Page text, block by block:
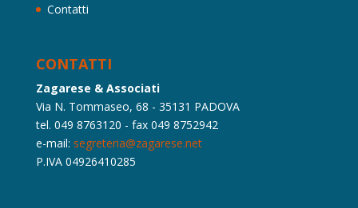
Contatti
CONTATTI
Zagarese & Associati
Via N. Tommaseo, 68 - 35131 PADOVA
tel. 049 8763120 - fax 049 8752942
e-mail: segreteria@zagarese.net
P.IVA 04926410285